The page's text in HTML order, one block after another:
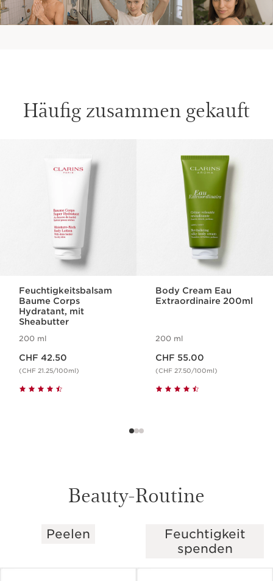
Häufig zusammen gekauft
Feuchtigkeitsbalsam
Baume Corps
Hydratant, mit
Sheabutter
200 ml
CHF 42.50
(CHF 21.25/100ml)
Body Cream Eau
Extraordinaire 200ml
200 ml
CHF 55.00
(CHF 27.50/100ml)
Beauty-Routine
WEITER ZUM INHALT
Peelen
Feuchtigkeit
spenden